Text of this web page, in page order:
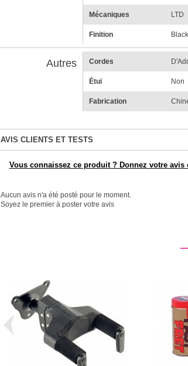
Mécaniques LTD
Finition Black
Autres Cordes
Étui Non
Fabrication
AVIS CLIENTS ET TESTS
Vous connaissez ce produit ? Donnez votre
Aucun avis n'a été posté pour le moment.
Soyez le premier à poster votre avis